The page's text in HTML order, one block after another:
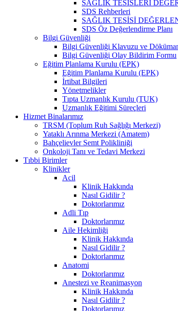
SAĞLIK TESİSLERİ
SDS Rehberleri
SAĞLIK TESİSİ
SDS Öz Değerlendirme Planı
Bilgi Güvenliği
Bilgi Güvenliği Klavuzu ve
Bilgi Güvenliği Olay Bildirim Formu
Eğitim Planlama Kurulu (EPK)
Eğitim Planlama Kurulu (EPK)
İrtibat Bilgileri
Yönetmelikler
Tıpta Uzmanlık Kurulu (TUK)
Uzmanlık Eğitimi Süreçleri
Hizmet Binalarımız
TRSM (Toplum Ruh Sağlığı Merkezi)
Yataklı Arınma Merkezi (Amatem)
Bahçelievler Semt Polikliniği
Onkoloji Tanı ve Tedavi Merkezi
Tıbbi Birimler
Klinikler
Acil
Klinik Hakkında
Nasıl Gidilir ?
Doktorlarımız
Adli Tıp
Doktorlarımız
Aile Hekimliği
Klinik Hakkında
Nasıl Gidilir ?
Doktorlarımız
Anatomi
Doktorlarımız
Anestezi ve Reanimasyon
Klinik Hakkında
Nasıl Gidilir ?
Doktorlarımız